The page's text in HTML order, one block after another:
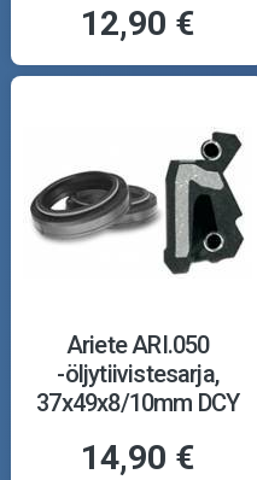
12,90 €
Ariete ARI.050
-öljytiivistesarja,
37x49x8/10mm DCY
14,90 €